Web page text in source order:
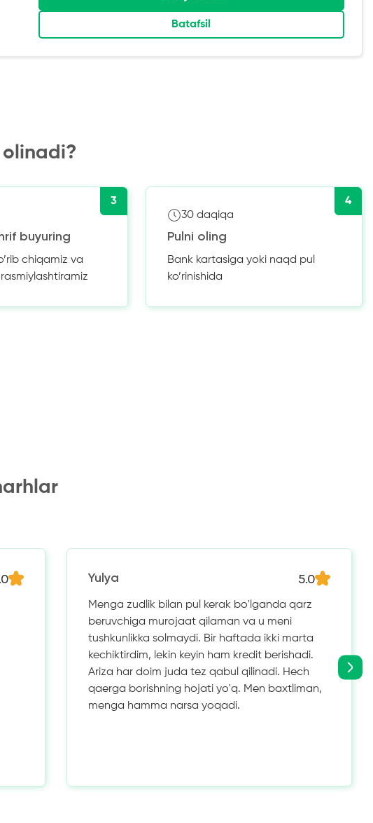
Batafsil
3
buyuring
chiqamiz va
4
30 daqiqa
Pulni oling
Bank kartasiga yoki naqd pul
ko’rinishida
Yulya 5.0
Menga zudlik bilan pul kerak bo'lganda qarz
beruvchiga murojaat qilaman va u meni
tushkunlikka solmaydi. Bir haftada ikki marta
kechiktirdim, lekin keyin ham kredit berishadi.
Ariza har doim juda tez qabul qilinadi. Hech
qaerga borishning hojati yo'q. Men baxtliman,
menga hamma narsa yoqadi.